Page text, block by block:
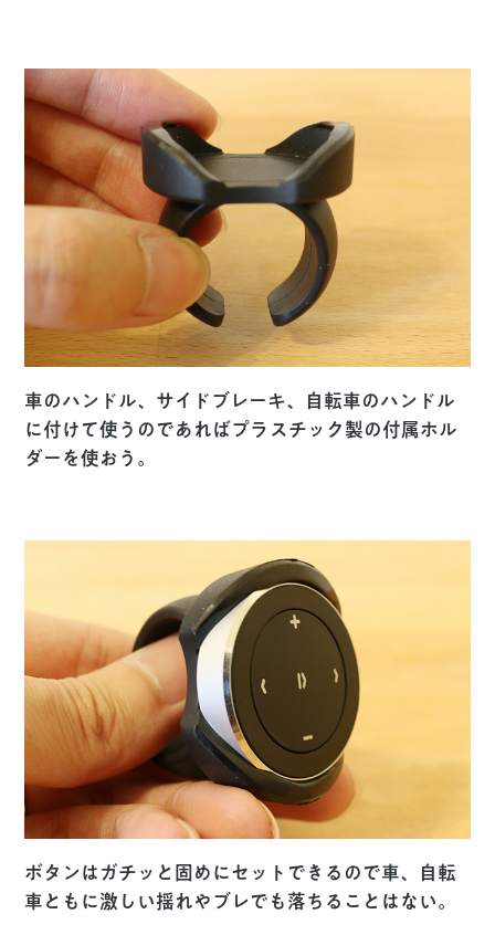
車のハンドル、サイドブレーキ、自転車のハンドル
に付けて使うのであればプラスチック製の付属ホル
ダーを使おう。
ボタンはガチッと固めにセットできるので車、自転
車ともに激しい揺れやブレでも落ちることはない。